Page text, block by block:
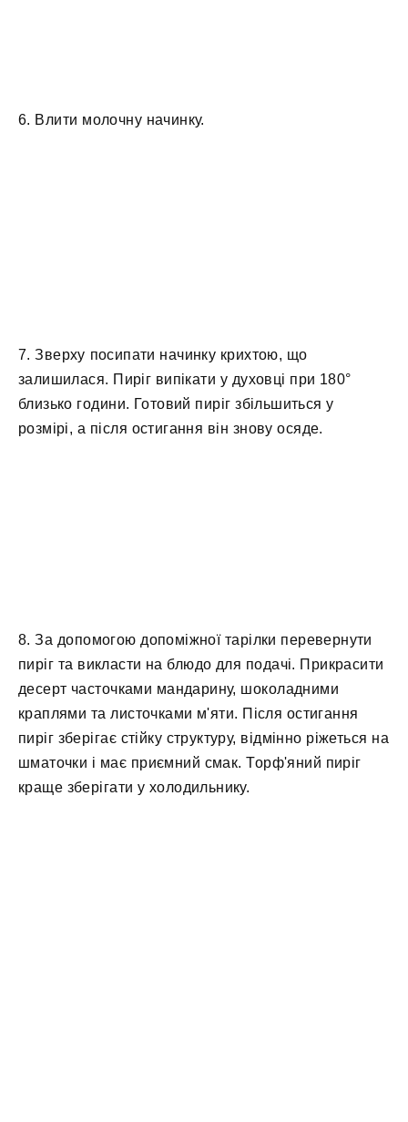
6. Влити молочну начинку.
7. Зверху посипати начинку крихтою, що
залишилася. Пиріг випікати у духовці при 180°
близько години. Готовий пиріг збільшиться у
розмірі, а після остигання він знову осяде.
8. За допомогою допоміжної тарілки перевернути
пиріг та викласти на блюдо для подачі. Прикрасити
десерт часточками мандарину, шоколадними
краплями та листочками м'яти. Після остигання
пиріг зберігає стійку структуру, відмінно ріжеться на
шматочки і має приємний смак. Торф'яний пиріг
краще зберігати у холодильнику.